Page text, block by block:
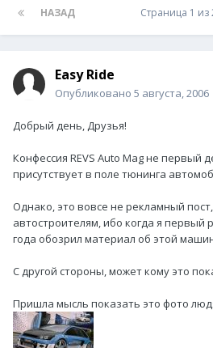
НАЗАД Страница 1 из
Easy Ride
Опубликовано 5 августа, 2006
Добрый день, Друзья!
Конфессия REVS Auto Mag не первый
присутствует в поле тюнинга
Однако, это вовсе не рекламный
автостроителям, ибо когда я первый
года обозрил материал об этой
С другой стороны, может кому это
Пришла мысль показать это фото